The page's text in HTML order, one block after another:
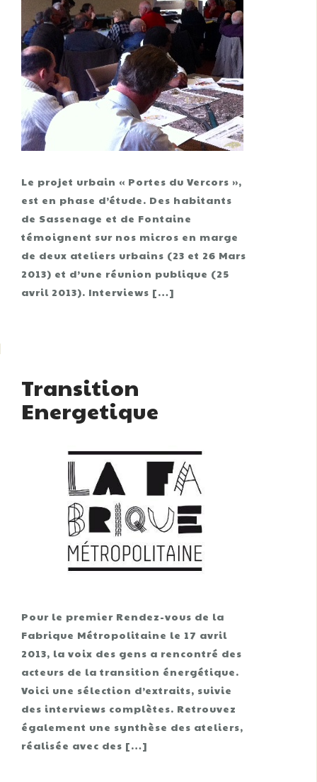
Le projet urbain « Portes du Vercors »,
est en phase d’étude. Des habitants
de Sassenage et de Fontaine
témoignent sur nos micros en marge
de deux ateliers urbains (23 et 26 Mars
2013) et d’une réunion publique (25
avril 2013). Interviews […]
Transition
Energetique
Pour le premier Rendez-vous de la
Fabrique Métropolitaine le 17 avril
2013, la voix des gens a rencontré des
acteurs de la transition énergétique.
Voici une sélection d’extraits, suivie
des interviews complètes. Retrouvez
également une synthèse des ateliers,
réalisée avec des […]